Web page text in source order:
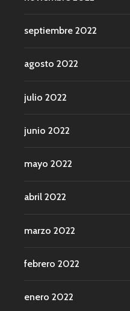
septiembre 2022
agosto 2022
julio 2022
junio 2022
mayo 2022
abril 2022
marzo 2022
febrero 2022
enero 2022